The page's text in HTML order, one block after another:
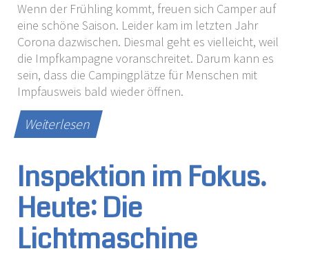
Wenn der Frühling kommt, freuen sich Camper auf
eine schöne Saison. Leider kam im letzten Jahr
Corona dazwischen. Diesmal geht es vielleicht, weil
die Impfkampagne voranschreitet. Darum kann es
sein, dass die Campingplätze für Menschen mit
Impfausweis bald wieder öffnen.
Weiterlesen
Inspektion im Fokus.
Heute: Die
Lichtmaschine